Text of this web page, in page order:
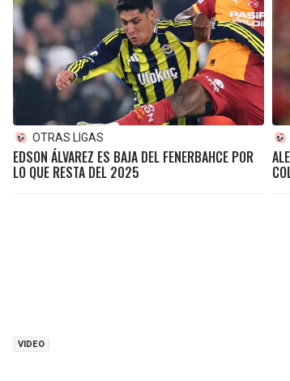
OTRAS LIGAS
EDSON ÁLVAREZ ES BAJA DEL FENERBAHCE POR
LO QUE RESTA DEL 2025
VIDEO